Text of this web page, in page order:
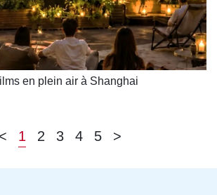
en plein air à Shanghai
< 1 2 3 4 5 >